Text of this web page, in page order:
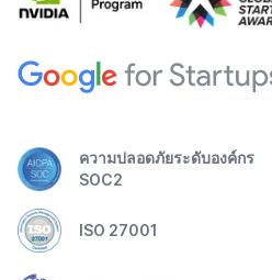
ความปลอดภัยระดับองค์กร
SOC2
ISO 27001